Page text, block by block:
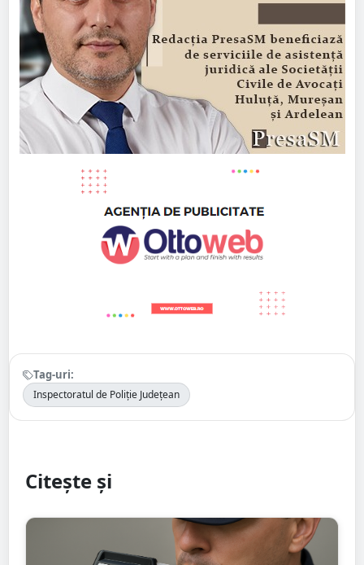
Tag-uri:
Inspectoratul de Poliție Județean
Citește și